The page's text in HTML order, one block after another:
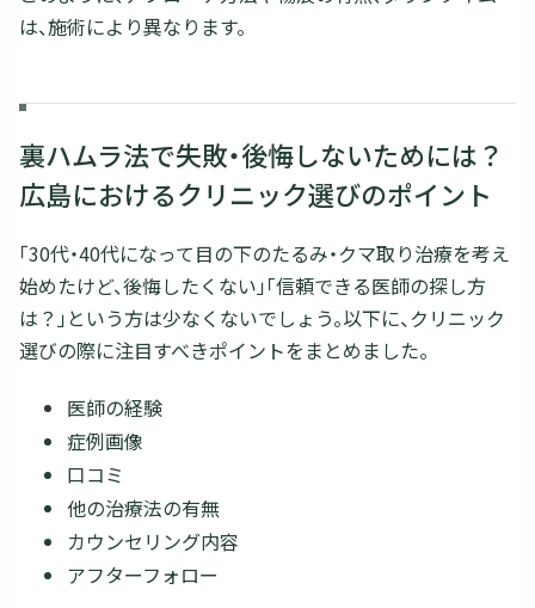
は、施術により異なります。
裏ハムラ法で失敗・後悔しないためには？
広島におけるクリニック選びのポイント
「30代・40代になって目の下のたるみ・クマ取り治療を考え
始めたけど、後悔したくない」「信頼できる医師の探し方
は？」という方は少なくないでしょう。以下に、クリニック
選びの際に注目すべきポイントをまとめました。
医師の経験
症例画像
口コミ
他の治療法の有無
カウンセリング内容
アフターフォロー